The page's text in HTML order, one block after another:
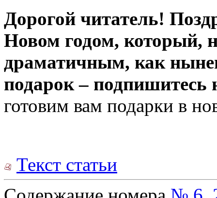
Дорогой читатель!
Новом годом, который,
драматичным, как
подарок –
готовим вам подарки в
Текст статьи